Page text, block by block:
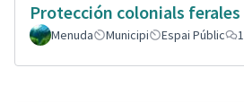
Protección colonials ferales
Menuda
Municipi Espai Públic 1